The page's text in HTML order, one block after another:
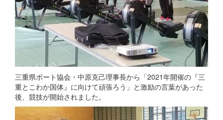
三重県ボート協会・中原克己理事長から「2021年開催の『三
重とこわか国体』に向けて頑張ろう」と激励の言葉があった
後、競技が開始されました。